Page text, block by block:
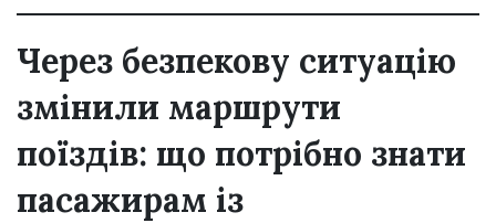
Через безпекову ситуацію
змінили маршрути
поїздів: що потрібно знати
пасажирам із